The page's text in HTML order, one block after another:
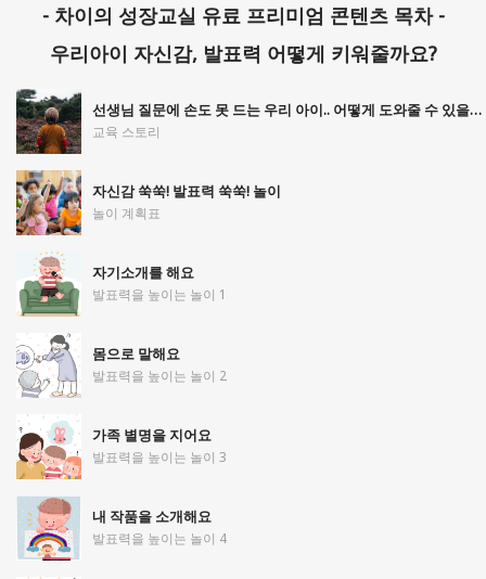
- 차이의 성장교실 유료 프리미엄 콘텐츠 목차 -
우리아이 자신감, 발표력 어떻게 키워줄까요?
선생님 질문에 손도 못 드는 우리 아이.. 어떻게 도와줄 수 있을까요?
교육 스토리
자신감 쑥쑥! 발표력 쑥쑥! 놀이
놀이 계획표
자기소개를 해요
발표력을 높이는 놀이 1
몸으로 말해요
발표력을 높이는 놀이 2
가족 별명을 지어요
발표력을 높이는 놀이 3
내 작품을 소개해요
발표력을 높이는 놀이 4